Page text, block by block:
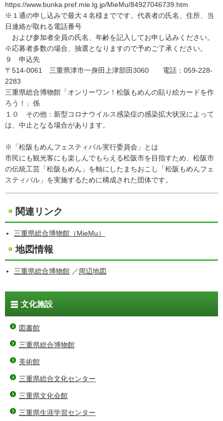
https://www.bunka.pref.mie.lg.jp/MieMu/84927046739.htm
※１通の申し込みで最大４名様までです。代表者の氏名、住所、当
日連絡が取れる電話番号
および参加者全員の氏名、年齢を記入してお申し込みください。
※応募者多数の場合、抽選となりますので予めご了承ください。
９ 申込先
〒514-0061 三重県津市一身田上津部田3060 電話：059-228-
2283
三重県総合博物館「オンリーワン！松阪もめんの貼り絵カードを作
ろう！」係
１０ その他：新型コロナウイルス感染症の感染拡大状況によって
は、中止となる場合があります。
※「松阪もめんフェスティバル実行委員会」とは
市民にも観光客にも楽しんでもらえる松阪市を目指すため、松阪市
の伝統工芸「松阪もめん」を軸にしたまちおこし「松阪もめんフェ
スティバル」を実施するために構成された団体です。
関連リンク
三重県総合博物館（MieMu）
地図情報
三重県総合博物館 ／ 周辺地図
文化施設
図書館
三重県総合博物館
美術館
三重県総合文化センター
三重県文化会館
三重県生涯学習センター